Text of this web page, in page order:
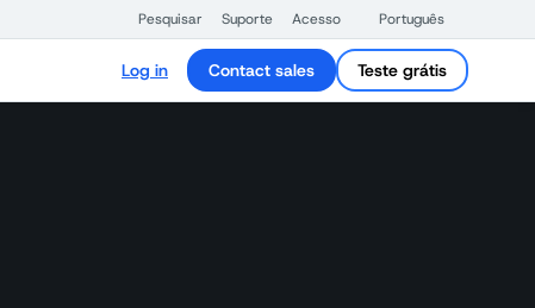
Pesquisar Suporte Acesso Português
Log in Contact sales Teste grátis